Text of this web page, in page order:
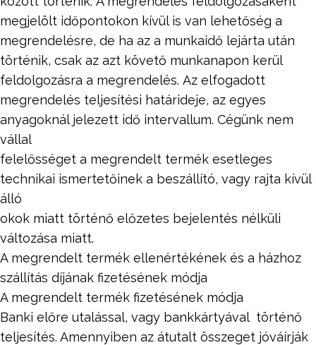
megjelölt időpontokon kívül is van lehetőség a
megrendelésre, de ha az a munkaidő lejárta után
történik, csak az azt követő munkanapon kerül
feldolgozásra a megrendelés. Az elfogadott
megrendelés teljesítési határideje, az egyes
anyagoknál jelezett idő intervallum. Cégünk nem
vállal
felelősséget a megrendelt termék esetleges
technikai ismertetőinek a beszállító, vagy rajta kívül
álló
okok miatt történő előzetes bejelentés nélküli
változása miatt.
A megrendelt termék ellenértékének és a házhoz
szállítás díjának fizetésének módja
A megrendelt termék fizetésének módja
Banki előre utalással, vagy bankkártyával történő
teljesítés. Amennyiben az átutalt összeget jóváírják